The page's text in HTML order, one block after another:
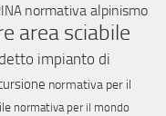
normativa alpinismo
area sciabile
impianto di
normativa per il
normativa per il mondo